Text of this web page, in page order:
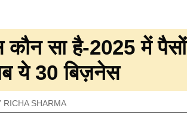
कौन सा है-2025 में पैसों
ये 30 बिज़नेस
RICHA SHARMA